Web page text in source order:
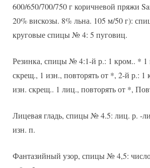
600/650/700/750 г коричневой пряжи
20% вискозы. 8% льна. 105 м/50 г):
круговые спицы № 4: 5 пуговиц.
Резинка, спицы № 4:1-й р.: 1 кром.. * 1
скрещ., 1 изн., повторять от *, 2-й р.:
изн. скрещ.. 1 лиц., повторять от *,
Лицевая гладь, спицы № 4.5: лиц. р. -
изн. п.
Фантазийный узор, спицы № 4,5: число